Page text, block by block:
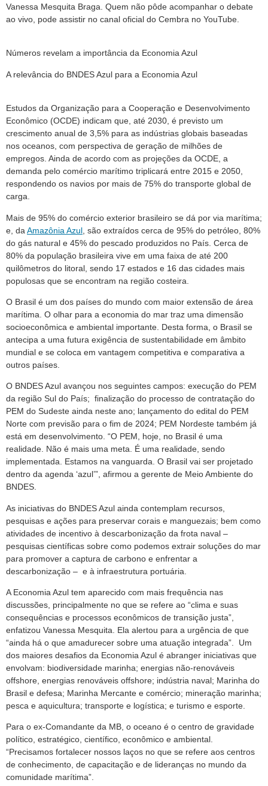
Vanessa Mesquita Braga. Quem não pôde acompanhar o debate
ao vivo, pode assistir no canal oficial do Cembra no YouTube.
Números revelam a importância da Economia Azul
A relevância do BNDES Azul para a Economia Azul
Estudos da Organização para a Cooperação e Desenvolvimento
Econômico (OCDE) indicam que, até 2030, é previsto um
crescimento anual de 3,5% para as indústrias globais baseadas
nos oceanos, com perspectiva de geração de milhões de
empregos. Ainda de acordo com as projeções da OCDE, a
demanda pelo comércio marítimo triplicará entre 2015 e 2050,
respondendo os navios por mais de 75% do transporte global de
carga.
Mais de 95% do comércio exterior brasileiro se dá por via marítima;
e, da Amazônia Azul , são extraídos cerca de 95% do petróleo, 80%
do gás natural e 45% do pescado produzidos no País. Cerca de
80% da população brasileira vive em uma faixa de até 200
quilômetros do litoral, sendo 17 estados e 16 das cidades mais
populosas que se encontram na região costeira.
O Brasil é um dos países do mundo com maior extensão de área
marítima. O olhar para a economia do mar traz uma dimensão
socioeconômica e ambiental importante. Desta forma, o Brasil se
antecipa a uma futura exigência de sustentabilidade em âmbito
mundial e se coloca em vantagem competitiva e comparativa a
outros países.
O BNDES Azul avançou nos seguintes campos: execução do PEM
da região Sul do País; finalização do processo de contratação do
PEM do Sudeste ainda neste ano; lançamento do edital do PEM
Norte com previsão para o fim de 2024; PEM Nordeste também já
está em desenvolvimento. “O PEM, hoje, no Brasil é uma
realidade. Não é mais uma meta. É uma realidade, sendo
implementada. Estamos na vanguarda. O Brasil vai ser projetado
dentro da agenda ‘azul’”, afirmou a gerente de Meio Ambiente do
BNDES.
As iniciativas do BNDES Azul ainda contemplam recursos,
pesquisas e ações para preservar corais e manguezais; bem como
atividades de incentivo à descarbonização da frota naval –
pesquisas científicas sobre como podemos extrair soluções do mar
para promover a captura de carbono e enfrentar a
descarbonização – e à infraestrutura portuária.
A Economia Azul tem aparecido com mais frequência nas
discussões, principalmente no que se refere ao “clima e suas
consequências e processos econômicos de transição justa”,
enfatizou Vanessa Mesquita. Ela alertou para a urgência de que
“ainda há o que amadurecer sobre uma atuação integrada”. Um
dos maiores desafios da Economia Azul é abranger iniciativas que
envolvam: biodiversidade marinha; energias não-renováveis
offshore, energias renováveis offshore; indústria naval; Marinha do
Brasil e defesa; Marinha Mercante e comércio; mineração marinha;
pesca e aquicultura; transporte e logística; e turismo e esporte.
Para o ex-Comandante da MB, o oceano é o centro de gravidade
político, estratégico, científico, econômico e ambiental.
“Precisamos fortalecer nossos laços no que se refere aos centros
de conhecimento, de capacitação e de lideranças no mundo da
comunidade marítima”.